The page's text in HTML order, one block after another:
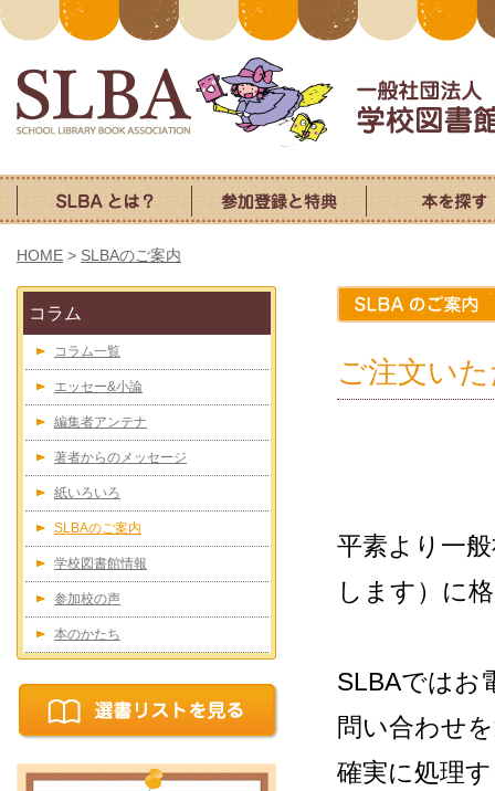
HOME > SLBAのご案内
ご注文い
平素より一
します）に
SLBAではお
問い合わせ
確実に処理
コラム
コラム一覧
エッセー&小論
編集者アンテナ
著者からのメッセージ
紙いろいろ
SLBAのご案内
学校図書館情報
参加校の声
本のかたち